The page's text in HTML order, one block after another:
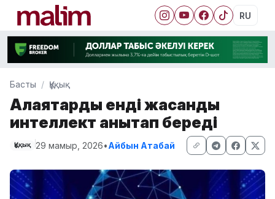
RU
Басты Құқық
Алаяқтарды енді жасанды
интеллект анықтап береді
Құқық 29 мамыр, 2026•Айбын Атабай